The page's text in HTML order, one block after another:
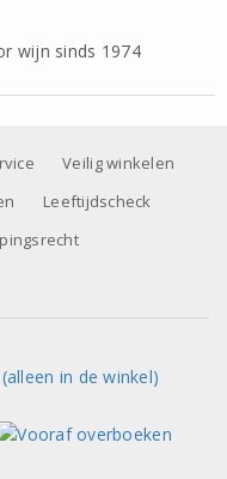
wijn sinds 1974
Veilig winkelen
Leeftijdscheck